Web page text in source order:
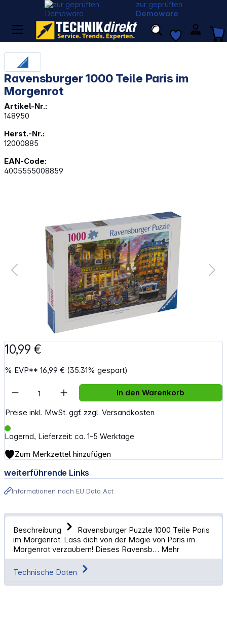
zur geprüften
Demoware
Ravensburger 1000 Teile Paris im
Morgenrot
Artikel-Nr.:
148950
Herst.-Nr.:
12000885
EAN-Code:
4005555008859
10,99 €
% EVP**16,99 € (35.31% gespart)
Preise inkl. MwSt. ggf. zzgl. Versandkosten
Lagernd, Lieferzeit: ca. 1-5 Werktage
Artikel Anzahl: Gib den gewünschten
In den Warenkorb
Zum Merkzettel hinzufügen
weiterführende Links
Informationen nach EU Data Act
Beschreibung
Ravensburger Puzzle 1000 Teile Paris
im Morgenrot. Lass dich von der Magie von Paris im
Morgenrot verzaubern! Dieses Ravensb… Mehr
Technische Daten